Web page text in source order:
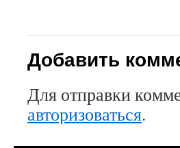
Добавить
Для отправки
авторизоваться.